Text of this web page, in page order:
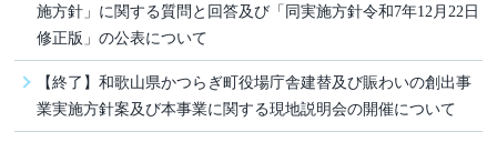
施­方針」に関する質問と回答及び「同実施方針令和7年12月22日
修正版」の公表について
【終了】和歌山県かつらぎ町役場庁舎建替及び賑わいの創出事
業実施方針案及び本事業に関する現地説明会の開催について